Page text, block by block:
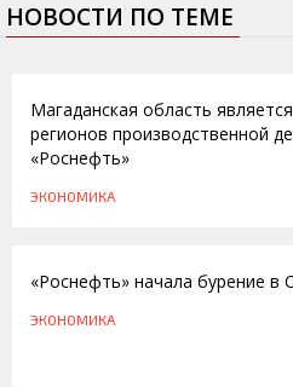
НОВОСТИ ПО ТЕМЕ
Магаданская область
регионов производственной
«Роснефть»
ЭКОНОМИКА
«Роснефть» начала бурение в
ЭКОНОМИКА